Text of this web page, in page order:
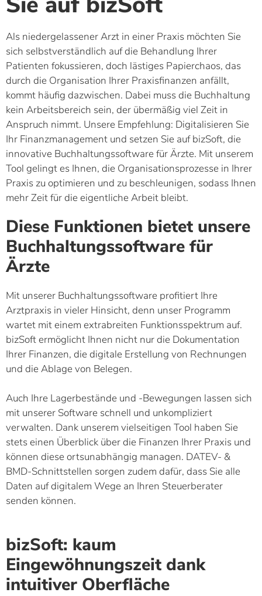
Als niedergelassener Arzt in einer Praxis möchten Sie
sich selbstverständlich auf die Behandlung Ihrer
Patienten fokussieren, doch lästiges Papierchaos, das
durch die Organisation Ihrer Praxisfinanzen anfällt,
kommt häufig dazwischen. Dabei muss die Buchhaltung
kein Arbeitsbereich sein, der übermäßig viel Zeit in
Anspruch nimmt. Unsere Empfehlung: Digitalisieren Sie
Ihr Finanzmanagement und setzen Sie auf bizSoft, die
innovative Buchhaltungssoftware für Ärzte. Mit unserem
Tool gelingt es Ihnen, die Organisationsprozesse in Ihrer
Praxis zu optimieren und zu beschleunigen, sodass Ihnen
mehr Zeit für die eigentliche Arbeit bleibt.
Diese Funktionen bietet unsere
Buchhaltungssoftware für
Ärzte
Mit unserer Buchhaltungssoftware profitiert Ihre
Arztpraxis in vieler Hinsicht, denn unser Programm
wartet mit einem extrabreiten Funktionsspektrum auf.
bizSoft ermöglicht Ihnen nicht nur die Dokumentation
Ihrer Finanzen, die digitale Erstellung von Rechnungen
und die Ablage von Belegen.
Auch Ihre Lagerbestände und -Bewegungen lassen sich
mit unserer Software schnell und unkompliziert
verwalten. Dank unserem vielseitigen Tool haben Sie
stets einen Überblick über die Finanzen Ihrer Praxis und
können diese ortsunabhängig managen. DATEV- &
BMD-Schnittstellen sorgen zudem dafür, dass Sie alle
Daten auf digitalem Wege an Ihren Steuerberater
senden können.
bizSoft: kaum
Eingewöhnungszeit dank
intuitiver Oberfläche